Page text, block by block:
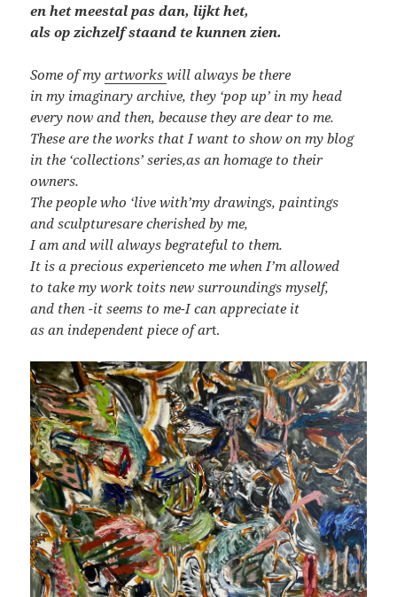
en het meestal pas dan, lijkt het,
als op zichzelf staand te kunnen zien.
Some of myartworkswill always be there
in my imaginary archive, they ‘pop up’ in my head
every now and then, because they are dear to me.
These are the works that I want to show on my blog
in the ‘collections’ series,as an homage to their
owners.
The people who ‘live with’my drawings, paintings
and sculpturesare cherished by me,
I am and will always begrateful to them.
It is a precious experienceto me when I’m allowed
to take my work toits new surroundings myself,
and then -it seems to me-I can appreciate it
as an independent piece of art.